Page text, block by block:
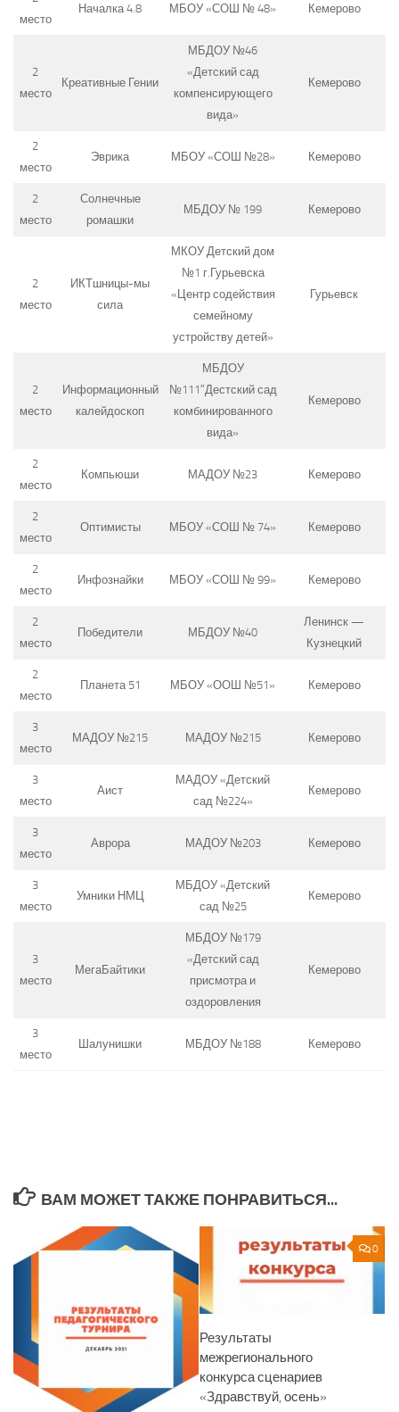
место
Началка 4.8 МБОУ «СОШ № 48» Кемерово
2
место
Креативные Гении
МБДОУ №46
«Детский сад
компенсирующего
вида»
Кемерово
2
место
Эврика МБОУ «СОШ №28» Кемерово
2
место
Солнечные
ромашки
МБДОУ № 199 Кемерово
2
место
ИКТшницы-мы
сила
МКОУ Детский дом
№1 г.Гурьевска
«Центр содействия
семейному
устройству детей»
Гурьевск
2
место
Информационный
калейдоскоп
МБДОУ
№111″Дестский сад
комбинированного
вида»
Кемерово
2
место
Компьюши МАДОУ №23 Кемерово
2
место
Оптимисты МБОУ «СОШ № 74» Кемерово
2
место
Инфознайки МБОУ «СОШ № 99» Кемерово
2
место
Победители МБДОУ №40
Ленинск —
Кузнецкий
2
место
Планета 51 МБОУ «ООШ №51» Кемерово
3
место
МАДОУ №215 МАДОУ №215 Кемерово
3
место
Аист
МАДОУ «Детский
сад №224»
Кемерово
3
место
Аврора МАДОУ №203 Кемерово
3
место
Умники НМЦ
МБДОУ «Детский
сад №25
Кемерово
3
место
МегаБайтики
МБДОУ №179
«Детский сад
присмотра и
оздоровления
Кемерово
3
место
Шалунишки МБДОУ №188 Кемерово
ВАМ МОЖЕТ ТАКЖЕ ПОНРАВИТЬСЯ...
0
Результаты
межрегионального
конкурса сценариев
«Здравствуй, осень»